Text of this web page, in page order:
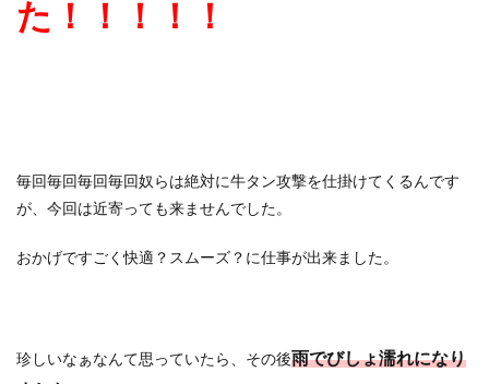
た！！！！！
毎回毎回毎回毎回奴らは絶対に牛タン攻撃を仕掛けてくるんです
が、今回は近寄っても来ませんでした。
おかげですごく快適？スムーズ？に仕事が出来ました。
珍しいなぁなんて思っていたら、その後雨でびしょ濡れになり